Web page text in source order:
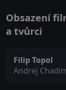
Obsazení
a tvůrci
Filip Topol
Andrej